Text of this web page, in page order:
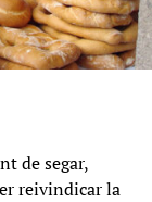
de segar,
reivindicar la